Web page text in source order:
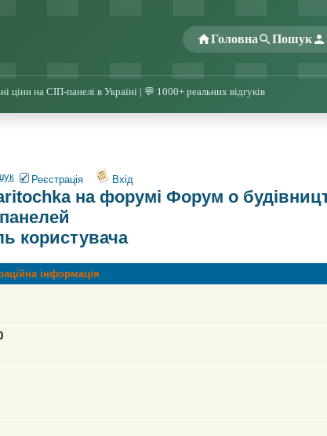
Головна Пошук
ціни на СІП-панелі в Україні | 💬 1000+ реальних відгуків
Реєстрація Вхід
на форумі Форум о
панелей
користувача
інформація